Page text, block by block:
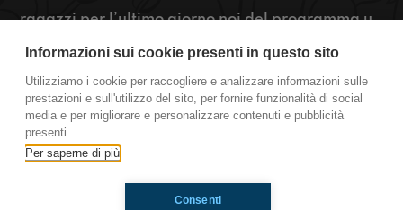
ragazzi per l’ultimo giorno noi del programma u
insieme al torneo di Beach volley, ci siamo chiesti:
quanto deve durare una storia estiva? Per avere
la risposta, ascoltateci!
www.radioimmaginaria.it #OkkinSu
Informazioni sui cookie presenti in questo sito
Utilizziamo i cookie per raccogliere e analizzare informazioni sulle
prestazioni e sull'utilizzo del sito, per fornire funzionalità di social
media e per migliorare e personalizzare contenuti e pubblicità
presenti.
Per saperne di più
Consenti